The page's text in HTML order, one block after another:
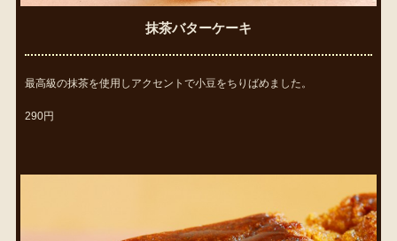
抹茶バターケーキ
最高級の抹茶を使用しアクセントで小豆をちりばめました。
290円